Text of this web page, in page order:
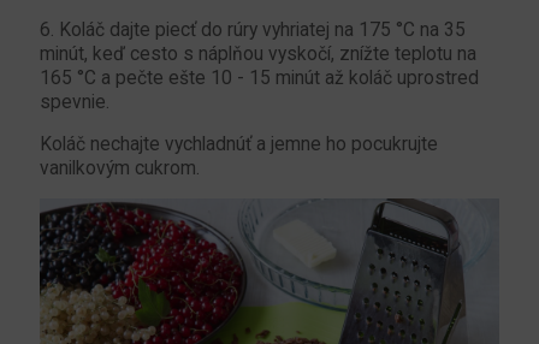
6. Koláč dajte piecť do rúry vyhriatej na 175 °C na 35
minút, keď cesto s náplňou vyskočí, znížte teplotu na
165 °C a pečte ešte 10 - 15 minút až koláč uprostred
spevnie.
Koláč nechajte vychladnúť a jemne ho pocukrujte
vanilkovým cukrom.